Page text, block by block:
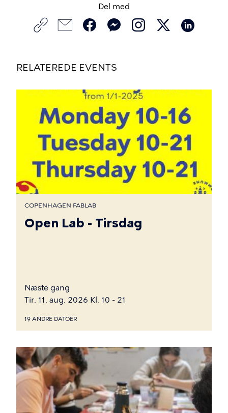
Del med
RELATEREDE EVENTS
COPENHAGEN FABLAB
Open Lab - Tirsdag
Næste gang
Tir. 11. aug. 2026 Kl. 10 - 21
19 ANDRE DATOER